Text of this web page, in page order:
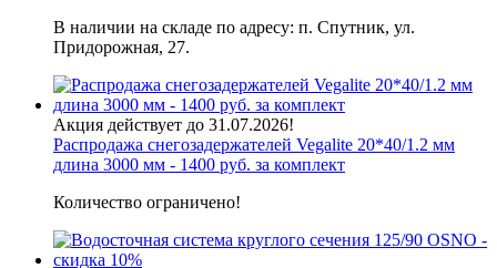
В наличии на складе по адресу: п. Спутник, ул.
Придорожная, 27.
Акция действует до 31.07.2026!
Распродажа снегозадержателей Vegalite 20*40/1.2 мм
длина 3000 мм - 1400 руб. за комплект
Количество ограничено!